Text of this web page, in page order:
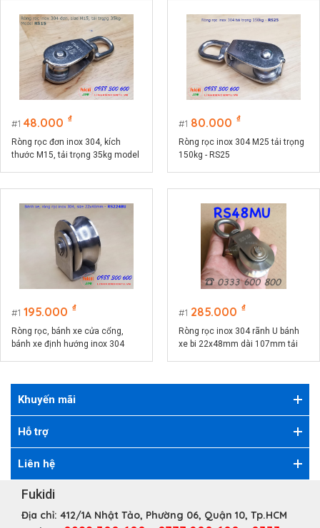
1 48.000 ₫
Ròng rọc đơn inox 304, kích
thước M15, tải trọng 35kg model
1 80.000 ₫
Ròng rọc inox 304 M25 tải trọng
150kg - RS25
1 195.000 ₫
Ròng rọc, bánh xe cửa cổng,
bánh xe định hướng inox 304
1 285.000 ₫
Ròng rọc inox 304 rãnh U bánh
xe bi 22x48mm dài 107mm tải
Khuyến mãi
Hỗ trợ
Liên hệ
Fukidi
Địa chỉ: 412/1A Nhật Tảo, Phường 06, Quận 10, Tp.HCM